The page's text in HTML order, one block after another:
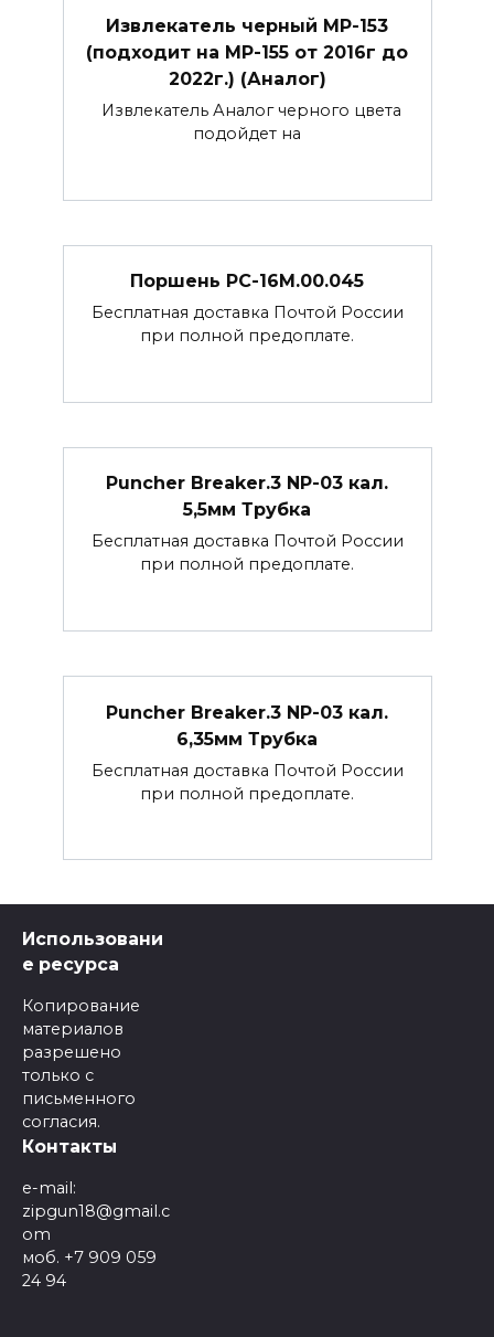
Извлекатель черный МР-153
(подходит на МР-155 от 2016г до
2022г.) (Аналог)
Извлекатель Аналог черного цвета
подойдет на
Поршень РС-16М.00.045
Бесплатная доставка Почтой России
при полной предоплате.
Puncher Breaker.3 NP-03 кал.
5,5мм Трубка
Бесплатная доставка Почтой России
при полной предоплате.
Puncher Breaker.3 NP-03 кал.
6,35мм Трубка
Бесплатная доставка Почтой России
при полной предоплате.
Использовани
е ресурса
Копирование
материалов
разрешено
только с
письменного
согласия.
Контакты
e-mail:
zipgun18@gmail.c
om
моб. +7 909 059
24 94